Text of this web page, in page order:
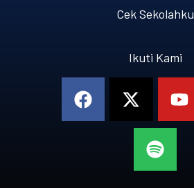
Cek Sekolahku
Ikuti Kami